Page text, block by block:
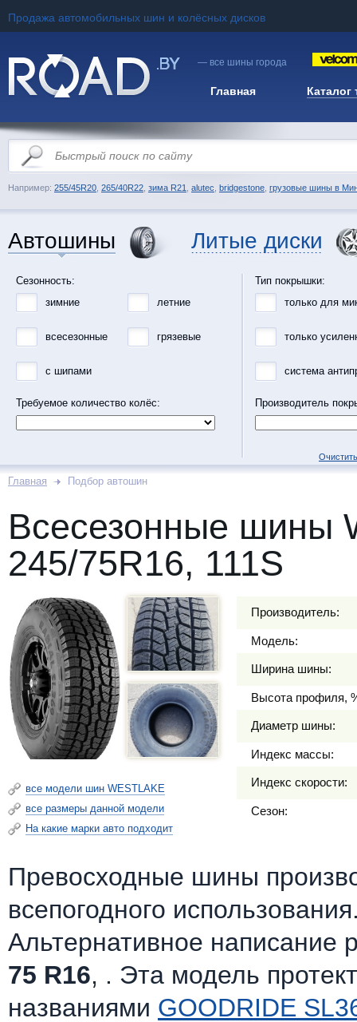
Продажа автомобильных шин и колёсных дисков
— все шины города
Главная Каталог
Например: 255/45R20 265/40R22 зима R21 alutec bridgestone грузовые шины в
Автошины Литые диски
Сезонность:
зимние
летние
всесезонные грязевые
с шипами
Требуемое количество колёс:
Тип покрышки:
только для
только
система
Производитель
Главная Подбор автошин
Всесезонные шины
245/75R16, 111S
все модели шин WESTLAKE
все размеры данной модели
На какие марки авто подходит
Производитель:
Модель:
Ширина шины:
Высота профиля,
Диаметр шины:
Индекс массы:
Индекс скорости:
Сезон:
Превосходные шины
всепогодного
Альтернативное написание
75 R16, . Эта модель
названиями GOODRIDE